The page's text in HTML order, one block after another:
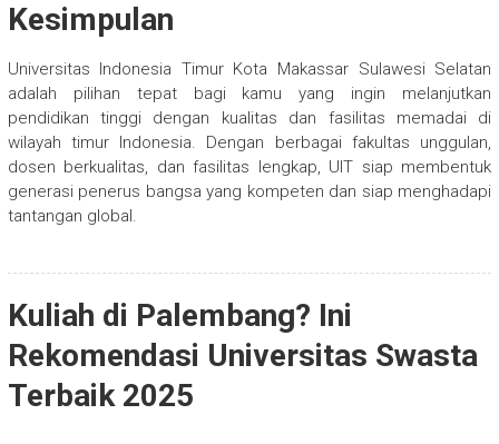
Kesimpulan
Universitas Indonesia Timur Kota Makassar Sulawesi Selatan
adalah pilihan tepat bagi kamu yang ingin melanjutkan
pendidikan tinggi dengan kualitas dan fasilitas memadai di
wilayah timur Indonesia. Dengan berbagai fakultas unggulan,
dosen berkualitas, dan fasilitas lengkap, UIT siap membentuk
generasi penerus bangsa yang kompeten dan siap menghadapi
tantangan global.
Kuliah di Palembang? Ini
Rekomendasi Universitas Swasta
Terbaik 2025